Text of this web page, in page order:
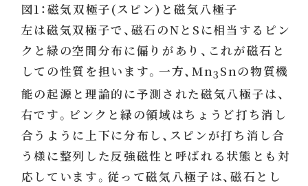
図1：磁気双極子(スピン)と磁気八極子
左は磁気双極子で、磁石のNとSに相当するピン
クと緑の空間分布に偏りがあり、これが磁石と
しての性質を担います。一方、Mn3 Snの物質機
能の起源と理論的に予測された磁気八極子は、
右です。ピンクと緑の領域はちょうど打ち消し
合うように上下に分布し、スピンが打ち消し合
う様に整列した反強磁性と呼ばれる状態とも対
応しています。従って磁気八極子は、磁石とし